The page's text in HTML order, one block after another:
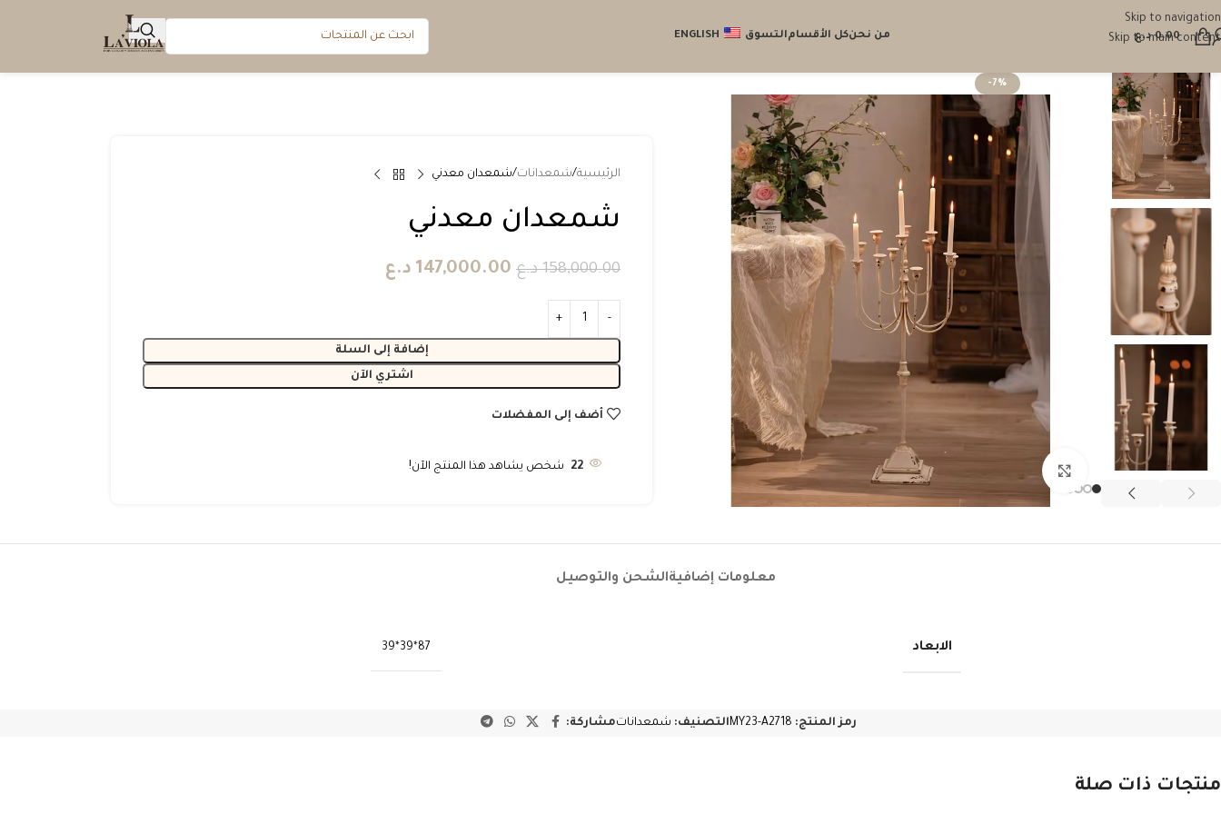
Skip to navigation
Skip to main content
0.00 د.ع من نحنكل الأقسامالتسوق ENGLISH
-7%
الرئيسية شمعدانات شمعدان معدني
شمعدان معدني
158,000.00 د.ع 147,000.00 د.ع
إضافة إلى السلة
اشتري الآن
أضف إلى المفضلات
22 شخص يشاهد هذا المنتج الآن!
معلومات إضافيةالشحن والتوصيل
الابعاد 87*39*39
رمز المنتج: MY23-A2718التصنيف: شمعداناتمشاركة:
منتجات ذات صلة